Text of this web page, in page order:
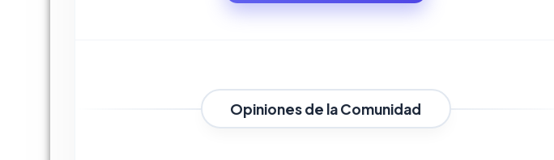
Opiniones de la Comunidad